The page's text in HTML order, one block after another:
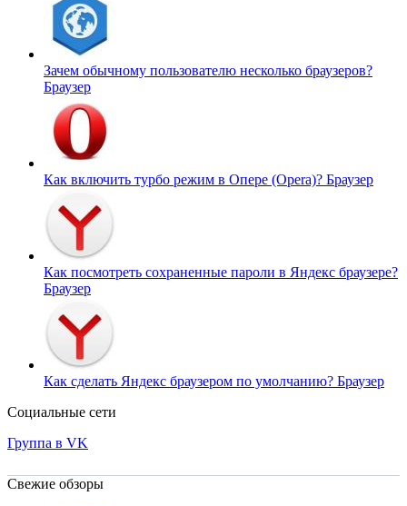
Зачем обычному пользователю несколько браузеров?
Браузер
Как включить турбо режим в Опере (Opera)? Браузер
Как посмотреть сохраненные пароли в Яндекс браузере?
Браузер
Как сделать Яндекс браузером по умолчанию? Браузер
Социальные сети
Группа в VK
Свежие обзоры